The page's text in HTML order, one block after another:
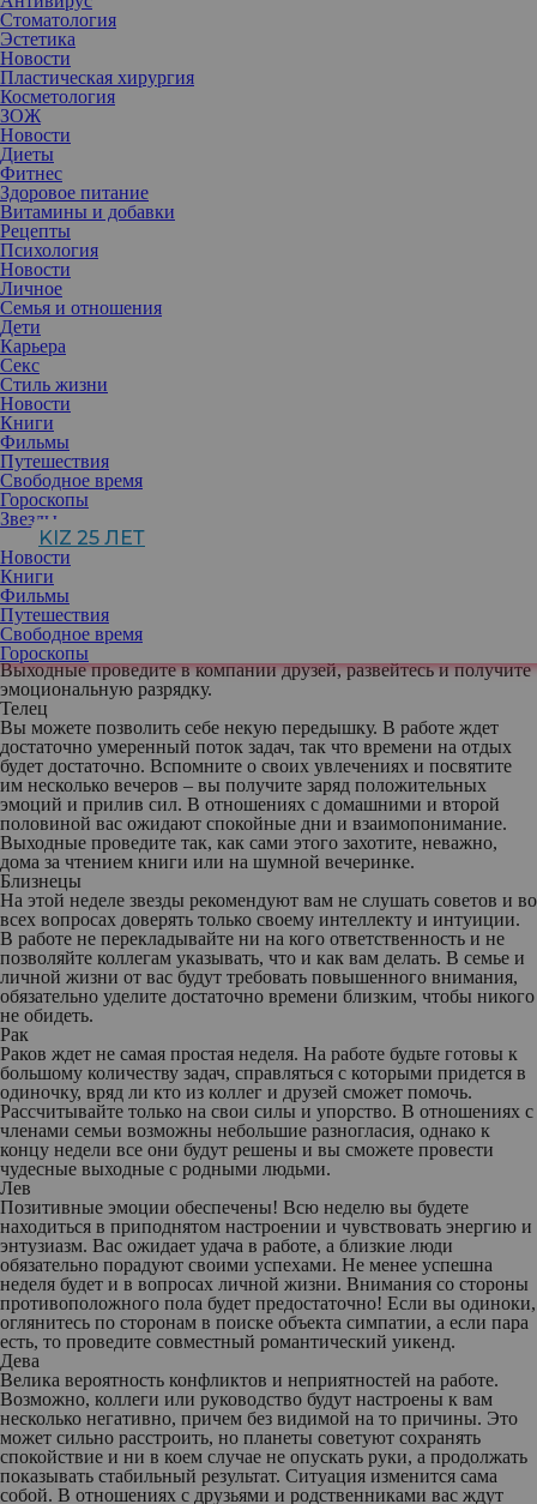
Стоматология
Эстетика
Новости
Пластическая хирургия
Косметология
ЗОЖ
Новости
Диеты
Фитнес
Здоровое питание
Витамины и добавки
Рецепты
Психология
Новости
Личное
Семья и отношения
Дети
Карьера
Секс
Стиль жизни
Новости
Книги
Фильмы
Путешествия
Свободное время
Гороскопы
Звезды
KIZ 25 ЛЕТ
Новости
Книги
Фильмы
Путешествия
Свободное время
Гороскопы
У разных представителей зодиакального круга неделя будет
разная по загруженности, но каждому представится шанс
встретиться с настоящим собой.
Овен
Неделя будет наполнена неожиданностями. Возможны встречи
со старыми знакомыми или интересные новые контакты. Будьте
внимательны на работе: есть риск допустить по
невнимательности ошибки, которые доставят вам массу хлопот.
Выходные проведите в компании друзей, развейтесь и получите
эмоциональную разрядку.
Телец
Вы можете позволить себе некую передышку. В работе ждет
достаточно умеренный поток задач, так что времени на отдых
будет достаточно. Вспомните о своих увлечениях и посвятите
им несколько вечеров – вы получите заряд положительных
эмоций и прилив сил. В отношениях с домашними и второй
половиной вас ожидают спокойные дни и взаимопонимание.
Выходные проведите так, как сами этого захотите, неважно,
дома за чтением книги или на шумной вечеринке.
Близнецы
На этой неделе звезды рекомендуют вам не слушать советов и во
всех вопросах доверять только своему интеллекту и интуиции.
В работе не перекладывайте ни на кого ответственность и не
позволяйте коллегам указывать, что и как вам делать. В семье и
личной жизни от вас будут требовать повышенного внимания,
обязательно уделите достаточно времени близким, чтобы никого
не обидеть.
Рак
Раков ждет не самая простая неделя. На работе будьте готовы к
большому количеству задач, справляться с которыми придется в
одиночку, вряд ли кто из коллег и друзей сможет помочь.
Рассчитывайте только на свои силы и упорство. В отношениях с
членами семьи возможны небольшие разногласия, однако к
концу недели все они будут решены и вы сможете провести
чудесные выходные с родными людьми.
Лев
Позитивные эмоции обеспечены! Всю неделю вы будете
находиться в приподнятом настроении и чувствовать энергию и
энтузиазм. Вас ожидает удача в работе, а близкие люди
обязательно порадуют своими успехами. Не менее успешна
неделя будет и в вопросах личной жизни. Внимания со стороны
противоположного пола будет предостаточно! Если вы одиноки,
оглянитесь по сторонам в поиске объекта симпатии, а если пара
есть, то проведите совместный романтический уикенд.
Дева
Велика вероятность конфликтов и неприятностей на работе.
Возможно, коллеги или руководство будут настроены к вам
несколько негативно, причем без видимой на то причины. Это
может сильно расстроить, но планеты советуют сохранять
спокойствие и ни в коем случае не опускать руки, а продолжать
показывать стабильный результат. Ситуация изменится сама
собой. В отношениях с друзьями и родственниками вас ждут